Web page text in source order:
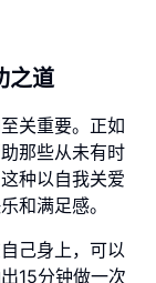
之道
关重要。正如
那些从未有时
种以自我关爱
和满足感。
己身上，可以
15分钟做一次